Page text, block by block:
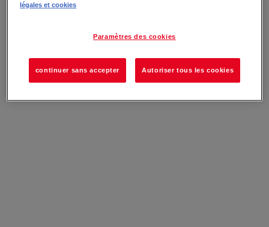
légales et cookies
Paramètres des cookies
continuer sans accepter Autoriser tous les cookies